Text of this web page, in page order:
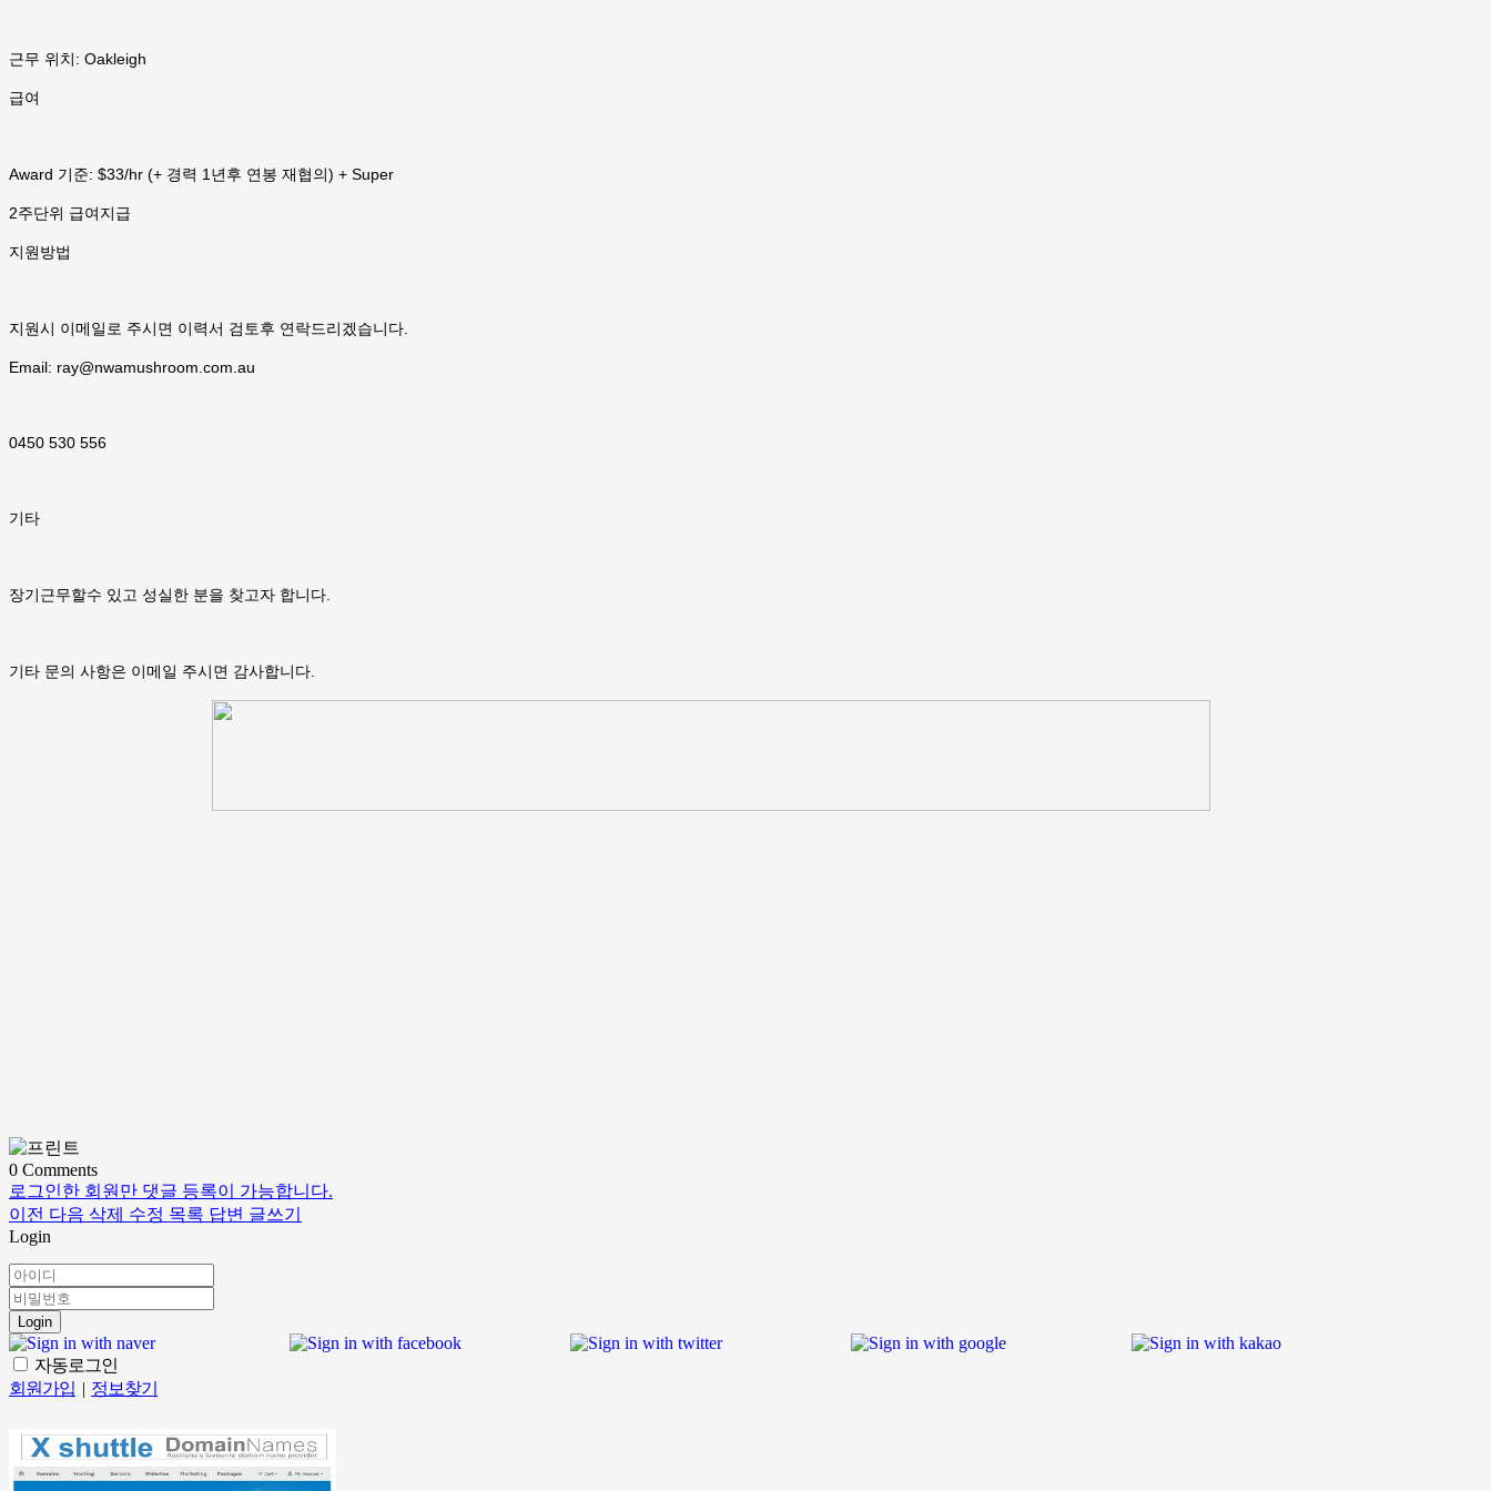
근무 위치: Oakleigh
급여
Award 기준: $33/hr (+ 경력 1년후 연봉 재협의) + Super
2주단위 급여지급
지원방법
지원시 이메일로 주시면 이력서 검토후 연락드리겠습니다.
Email: ray@nwamushroom.com.au
0450 530 556
기타
장기근무할수 있고 성실한 분을 찾고자 합니다.
기타 문의 사항은 이메일 주시면 감사합니다.
0 Comments
로그인한 회원만 댓글 등록이 가능합니다.
이전 다음 삭제 수정 목록 답변 글쓰기
Login
Login
자동로그인
회원가입 | 정보찾기